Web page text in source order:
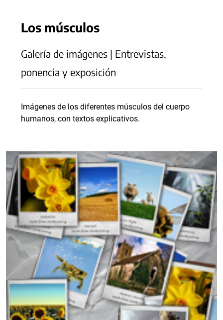
Los músculos
Galería de imágenes | Entrevistas,
ponencia y exposición
Imágenes de los diferentes músculos del cuerpo
humanos, con textos explicativos.